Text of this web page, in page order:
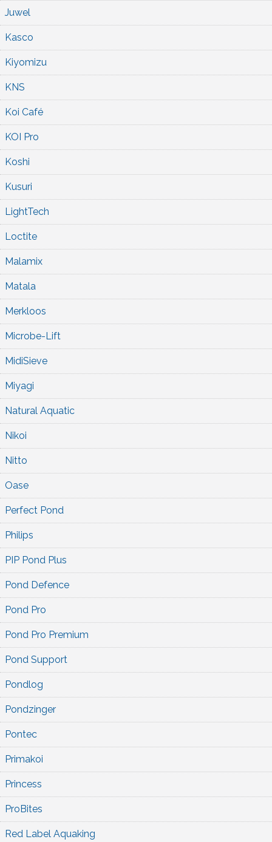
Juwel
Kasco
Kiyomizu
KNS
Koi Café
KOI Pro
Koshi
Kusuri
LightTech
Loctite
Malamix
Matala
Merkloos
Microbe-Lift
MidiSieve
Miyagi
Natural Aquatic
Nikoi
Nitto
Oase
Perfect Pond
Philips
PIP Pond Plus
Pond Defence
Pond Pro
Pond Pro Premium
Pond Support
Pondlog
Pondzinger
Pontec
Primakoi
Princess
ProBites
Red Label Aquaking